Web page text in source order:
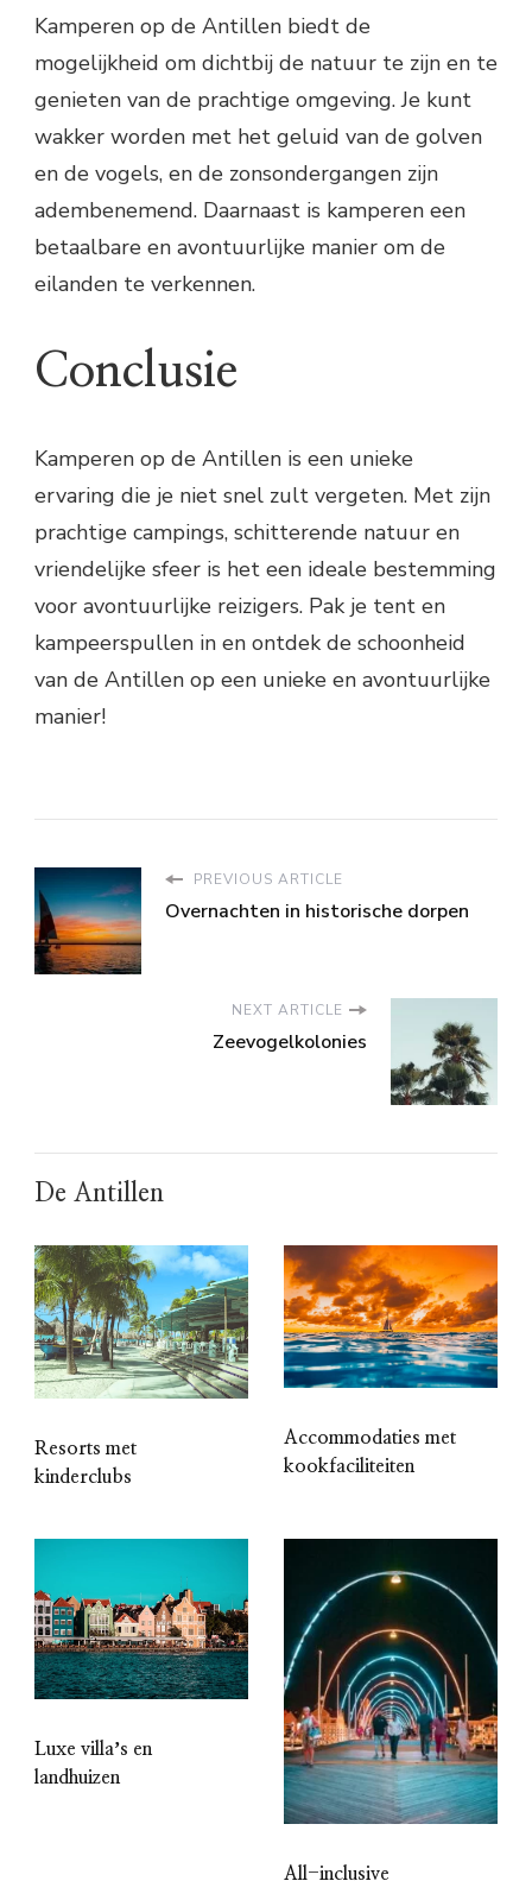
Kamperen op de Antillen biedt de
mogelijkheid om dichtbij de natuur te zijn en te
genieten van de prachtige omgeving. Je kunt
wakker worden met het geluid van de golven
en de vogels, en de zonsondergangen zijn
adembenemend. Daarnaast is kamperen een
betaalbare en avontuurlijke manier om de
eilanden te verkennen.
Conclusie
Kamperen op de Antillen is een unieke
ervaring die je niet snel zult vergeten. Met zijn
prachtige campings, schitterende natuur en
vriendelijke sfeer is het een ideale bestemming
voor avontuurlijke reizigers. Pak je tent en
kampeerspullen in en ontdek de schoonheid
van de Antillen op een unieke en avontuurlijke
manier!
PREVIOUS ARTICLE
Overnachten in historische dorpen
NEXT ARTICLE
Zeevogelkolonies
De Antillen
Resorts met
kinderclubs
Accommodaties met
kookfaciliteiten
Luxe villaʼs en
landhuizen
All-inclusive